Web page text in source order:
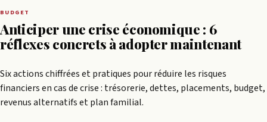
BUDGET
Anticiper une crise économique : 6
réflexes concrets à adopter maintenant
Six actions chiffrées et pratiques pour réduire les risques
financiers en cas de crise : trésorerie, dettes, placements, budget,
revenus alternatifs et plan familial.